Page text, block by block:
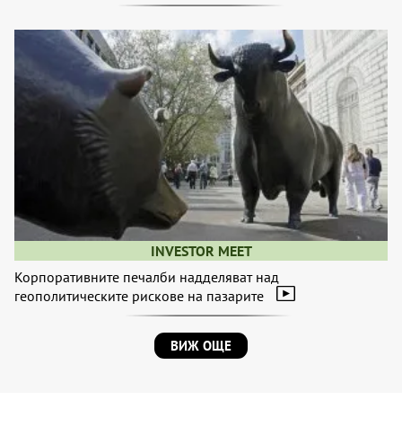
INVESTOR MEET
Корпоративните печалби надделяват над
геополитическите рискове на пазарите
ВИЖ ОЩЕ